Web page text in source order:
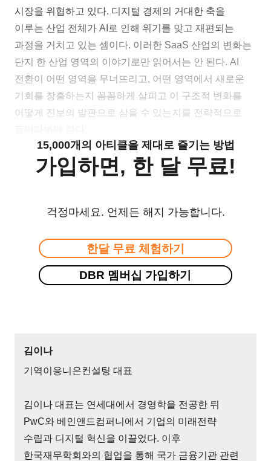
시장을 위협하고 있다. 디지털 경제의 거대한 축을
이루는 산업 전체가 AI로 인해 위기를 맞고 재편되는
과정을 거치고 있는 셈이다. 이러한 SaaS 산업의 변화는
단지 한 산업 영역의 이야기로만 읽어서는 안 된다. AI
전환이 어떤 영역을 무너뜨리고, 어떤 영역에서 새로운
기회를 창출하는지 꼼꼼하게 살피고 이 구조적 변화를
어떻게 진보의 발판으로 삼을 수 있는지를 전략적으로
15,000개의 아티클을 제대로 즐기는 방법
가입하면, 한 달 무료!
걱정마세요. 언제든 해지 가능합니다.
한달 무료 체험하기
DBR 멤버십 가입하기
김이나
기역이응니은컨설팅 대표
김이나 대표는 연세대에서 경영학을 전공한 뒤
PwC와 베인앤드컴퍼니에서 기업의 미래전략
수립과 디지털 혁신을 이끌었다. 이후
한국재무학회와의 협업을 통해 국가 금융기관 관련